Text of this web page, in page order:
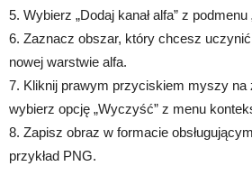
5. Wybierz „Dodaj kanał alfa” z podmenu
6. Zaznacz obszar, który chcesz
nowej warstwie alfa.
7. Kliknij prawym przyciskiem myszy na
wybierz opcję „Wyczyść” z menu
8. Zapisz obraz w formacie
przykład PNG.